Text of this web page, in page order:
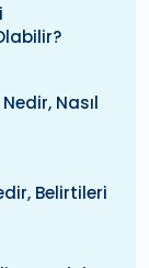
Nasıl
Belirtileri